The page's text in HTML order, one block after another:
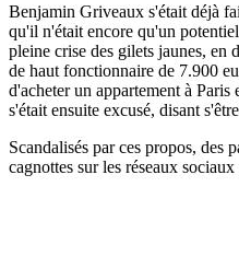
Benjamin Griveaux s'était déjà
qu'il n'était encore qu'un
pleine crise des gilets jaunes, en
de haut fonctionnaire de 7.900
d'acheter un appartement à
s'était ensuite excusé, disant
Scandalisés par ces propos, des
cagnottes sur les réseaux